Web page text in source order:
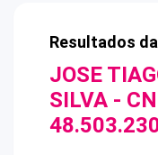
Resultados
JOSE
SILVA -